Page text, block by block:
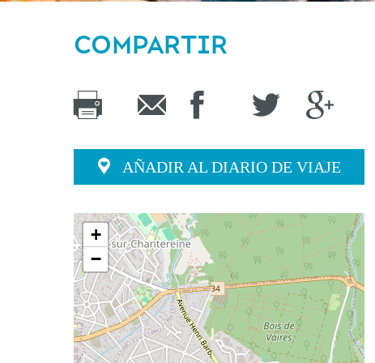
COMPARTIR
AÑADIR AL DIARIO DE VIAJE
+
−